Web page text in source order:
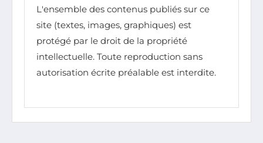
L'ensemble des contenus publiés sur ce
site (textes, images, graphiques) est
protégé par le droit de la propriété
intellectuelle. Toute reproduction sans
autorisation écrite préalable est interdite.